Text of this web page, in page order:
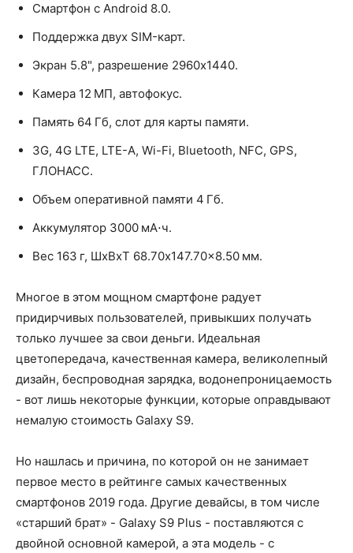
Смартфон с Android 8.0.
Поддержка двух SIM-карт.
Экран 5.8", разрешение 2960x1440.
Камера 12 МП, автофокус.
Память 64 Гб, слот для карты памяти.
3G, 4G LTE, LTE-A, Wi-Fi, Bluetooth, NFC, GPS,
ГЛОНАСС.
Объем оперативной памяти 4 Гб.
Аккумулятор 3000 мА⋅ч.
Вес 163 г, ШxВxТ 68.70x147.70x8.50 мм.
Многое в этом мощном смартфоне радует
придирчивых пользователей, привыкших получать
только лучшее за свои деньги. Идеальная
цветопередача, качественная камера, великолепный
дизайн, беспроводная зарядка, водонепроницаемость
- вот лишь некоторые функции, которые оправдывают
немалую стоимость Galaxy S9.
Но нашлась и причина, по которой он не занимает
первое место в рейтинге самых качественных
смартфонов 2019 года. Другие девайсы, в том числе
«старший брат» - Galaxy S9 Plus - поставляются с
двойной основной камерой, а эта модель - с